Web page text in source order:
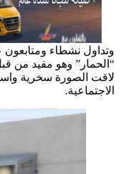
وتداول نشطاء
“الحمار” وهو مقيد من
لاقت الصورة سخرية
الاجتماعية.